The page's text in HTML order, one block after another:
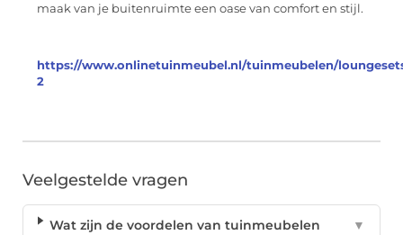
maak van je buitenruimte een oase van comfort en stijl.
https://www.onlinetuinmeubel.nl/tuinmeubelen/
2
Veelgestelde vragen
Wat zijn de voordelen van tuinmeubelen
▼